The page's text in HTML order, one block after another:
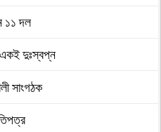
১১ দল
একই দুঃস্বপ্ন
সাংগঠক